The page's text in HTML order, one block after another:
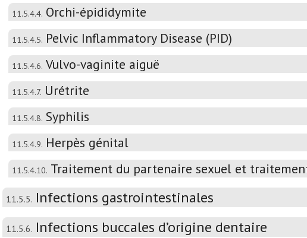
11.5.4.4. Orchi-épididymite
11.5.4.5. Pelvic Inflammatory Disease (PID)
11.5.4.6. Vulvo-vaginite aiguë
11.5.4.7. Urétrite
11.5.4.8. Syphilis
11.5.4.9. Herpès génital
11.5.4.10. Traitement du partenaire sexuel et
11.5.5. Infections gastrointestinales
11.5.6. Infections buccales d’origine dentaire